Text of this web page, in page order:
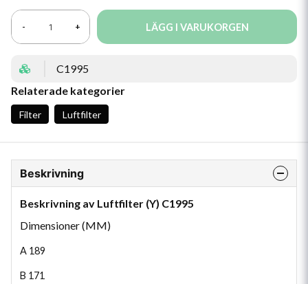
- + LÄGG I VARUKORGEN
C1995
Relaterade kategorier
Filter Luftfilter
Beskrivning
Beskrivning av Luftfilter (Y) C1995
Dimensioner (MM)
A 189
B 171